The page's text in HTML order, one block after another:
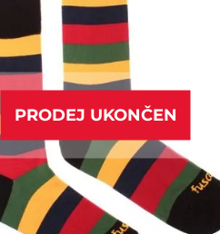
PRODEJ UKONČEN